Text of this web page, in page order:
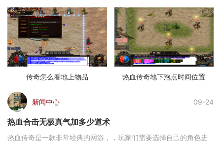
传奇怎么看地上物品 热血传奇地下泡点时间位置
新闻中心 09-24
热血合击无极真气加多少道术
热血传奇是一款非常经典的网游，，玩家们需要选择自己的角色进